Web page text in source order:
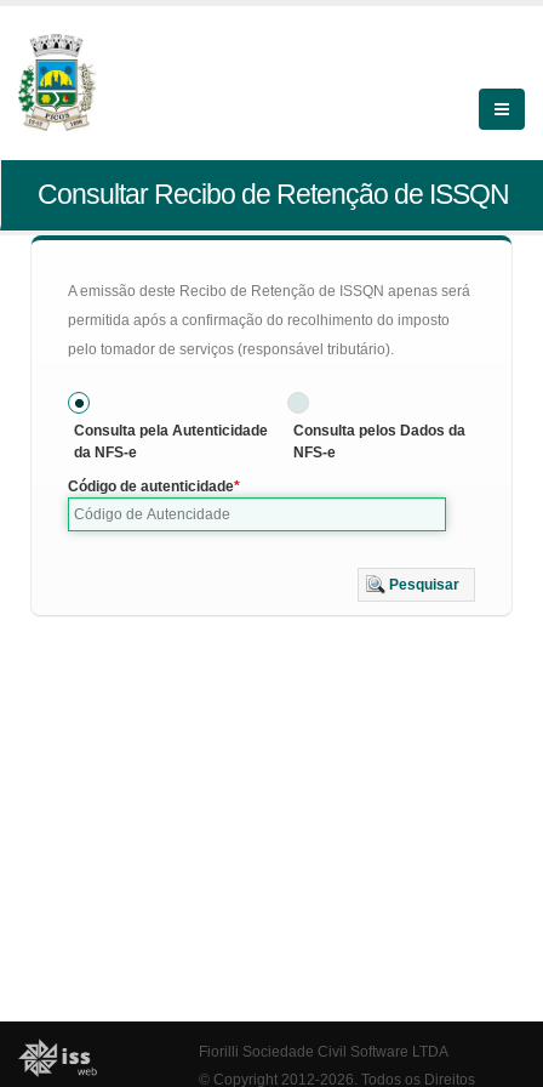
Consultar Recibo de Retenção de ISSQN
A emissão deste Recibo de Retenção de ISSQN apenas será
permitida após a confirmação do recolhimento do imposto
pelo tomador de serviços (responsável tributário).
Consulta pela Autenticidade
da NFS-e
Consulta pelos Dados da
NFS-e
Código de autenticidade
Pesquisar
Fiorilli Sociedade Civil Software LTDA
© Copyright 2012-2026. Todos os Direitos